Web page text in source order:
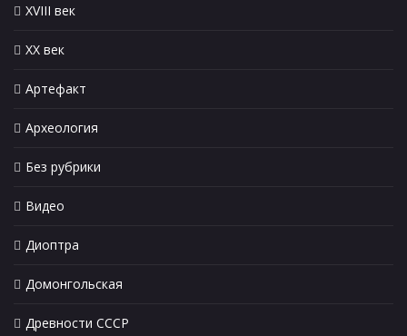
XVIII век
XX век
Артефакт
Археология
Без рубрики
Видео
Диоптра
Домонгольская
Древности СССР